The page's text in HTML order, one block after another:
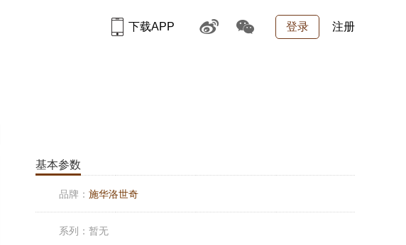
登录 注册
下载APP
基本参数
品牌： 施华洛世奇
系列： 暂无